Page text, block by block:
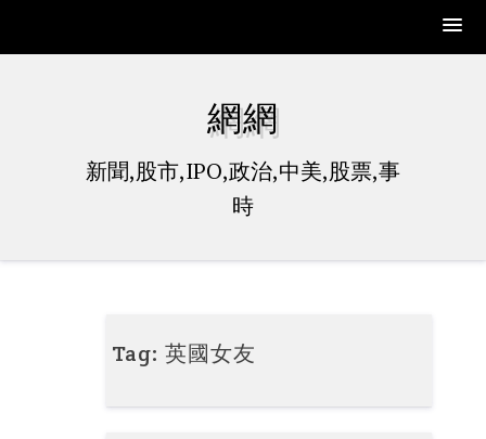
網網
新聞,股市,IPO,政治,中美,股票,事
時
Tag:英國女友